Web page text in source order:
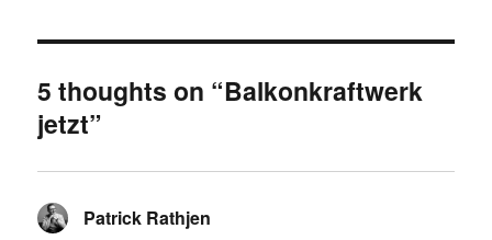
5 thoughts on “Balkonkraftwerk
jetzt”
Patrick Rathjen